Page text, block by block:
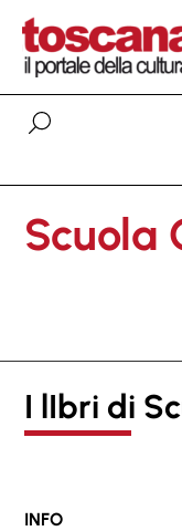
Scuola
I lIbri di
INFO